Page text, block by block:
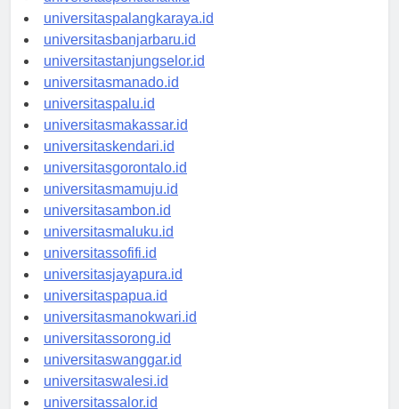
universitaspontianak.id
universitaspalangkaraya.id
universitasbanjarbaru.id
universitastanjungselor.id
universitasmanado.id
universitaspalu.id
universitasmakassar.id
universitaskendari.id
universitasgorontalo.id
universitasmamuju.id
universitasambon.id
universitasmaluku.id
universitassofifi.id
universitasjayapura.id
universitaspapua.id
universitasmanokwari.id
universitassorong.id
universitaswanggar.id
universitaswalesi.id